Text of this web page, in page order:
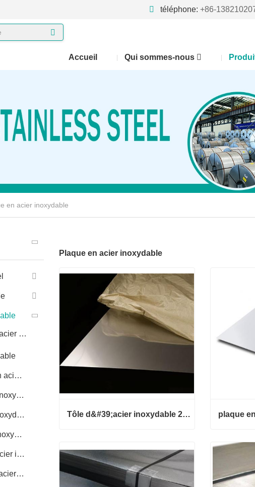
téléphone: +86-
Accueil Qui sommes-nous
en acier inoxydable
Plaque de motif en acier inoxydable
Tuyau sans soudure en acier inoxydable
Tuyau soudé en acier inoxydable
Barre ronde en acier inoxydable
Barre carrée en acier inoxydable
Barre hexagonale en acier inoxydable
Barre d&#39;angle en acier inoxydable
Plaque en acier inoxydable
Tôle d&#39;acier inoxydable 253MA
Tôle d&#39;acier inoxydable 253
MA
Contact maintenant
plaque
plaque
Contact